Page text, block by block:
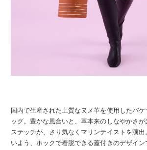
国内で生産された上質なヌメ革を使用したバ
ッグ。豊かな風合いと、革本来のしなやかさ
ステッチが、さり気なくマリンテイストを演
いよう、ホックで着脱できる蓋付きのデザイン